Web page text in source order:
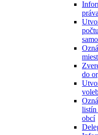
do
listín
obcí